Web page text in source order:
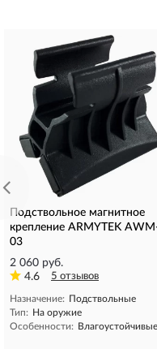
Подствольное магнитное
крепление ARMYTEK
03
2 060 руб.
4.6
5 отзывов
Назначение: Подствольные
Тип: На оружие
Особенности: Влагоустойчивые